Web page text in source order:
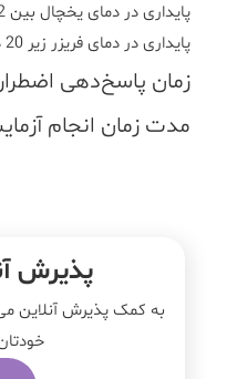
پایداری در دمای یخچال بین 2 تا 8 درجه 7 روز
پایداری در دمای فریزر زیر 20 درجه 2 ماه
زمان پاسخ‌دهی
مدت زمان انجام
پذیرش
به کمک پذیرش آنلاین